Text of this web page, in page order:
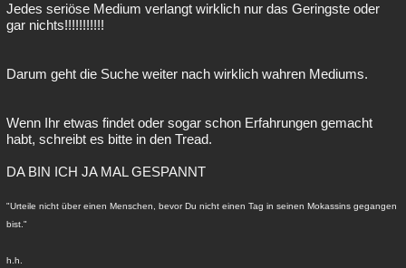
Jedes seriöse Medium verlangt wirklich nur das Geringste oder
gar nichts!!!!!!!!!!!
Darum geht die Suche weiter nach wirklich wahren Mediums.
Wenn Ihr etwas findet oder sogar schon Erfahrungen gemacht
habt, schreibt es bitte in den Tread.
DA BIN ICH JA MAL GESPANNT
"Urteile nicht über einen Menschen, bevor Du nicht einen Tag in seinen Mokassins gegangen
bist."
h.h.